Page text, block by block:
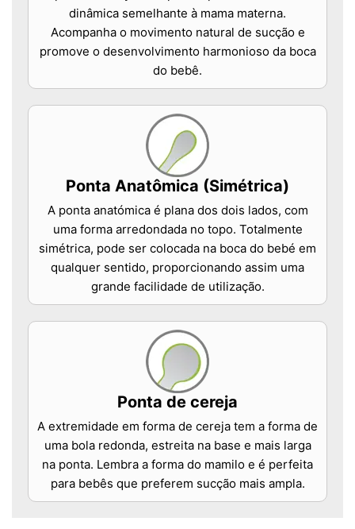
dinâmica semelhante à mama materna.
Acompanha o movimento natural de sucção e
promove o desenvolvimento harmonioso da boca
do bebê.
Ponta Anatômica (Simétrica)
A ponta anatómica é plana dos dois lados, com
uma forma arredondada no topo. Totalmente
simétrica, pode ser colocada na boca do bebé em
qualquer sentido, proporcionando assim uma
grande facilidade de utilização.
Ponta de cereja
A extremidade em forma de cereja tem a forma de
uma bola redonda, estreita na base e mais larga
na ponta. Lembra a forma do mamilo e é perfeita
para bebês que preferem sucção mais ampla.